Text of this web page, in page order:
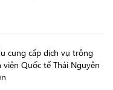
cung cấp dịch vụ trông
Quốc tế Thái Nguyên